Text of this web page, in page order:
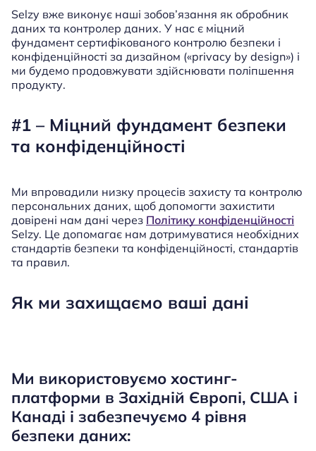
Selzy вже виконує наші зобов’язання як обробник
даних та контролер даних. У нас є міцний
фундамент сертифікованого контролю безпеки і
конфіденційності за дизайном («privacy by design») і
ми будемо продовжувати здійснювати поліпшення
продукту.
#1 – Міцний фундамент безпеки
та конфіденційності
Ми впровадили низку процесів захисту та контролю
персональних даних, щоб допомогти захистити
довірені нам дані через Політику конфіденційності
Selzy. Це допомагає нам дотримуватися необхідних
стандартів безпеки та конфіденційності, стандартів
та правил.
Як ми захищаємо ваші дані
Ми використовуємо хостинг-
платформи в Західній Європі, США і
Канаді і забезпечуємо 4 рівня
безпеки даних: